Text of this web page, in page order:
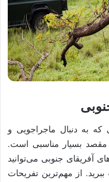
که به دنبال ماجراجویی و
مقصد بسیار مناسبی است.
آفریقای جنوبی می‌توانید
از مهم‌ترین تفریحات